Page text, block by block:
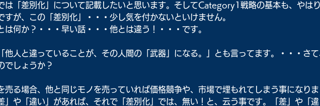
は「差別化」について記載したいと思います。そしてCategory1戦略の基本も、やはり
すが、この「差別化」・・・少し気を付かないといけません。
は何か？・・・早い話・・・他とは違う！・・・です。
他人と違っていることが、その人間の「武器」になる。」とも言ってます。・・・さて
でしょうか？
売る場合、他と同じモノを売っていれば価格競争や、市場で埋もれてしまう事になりま
」や「違い」があれば、それで「差別化」では、無い！と、云う事です。「差」や「違